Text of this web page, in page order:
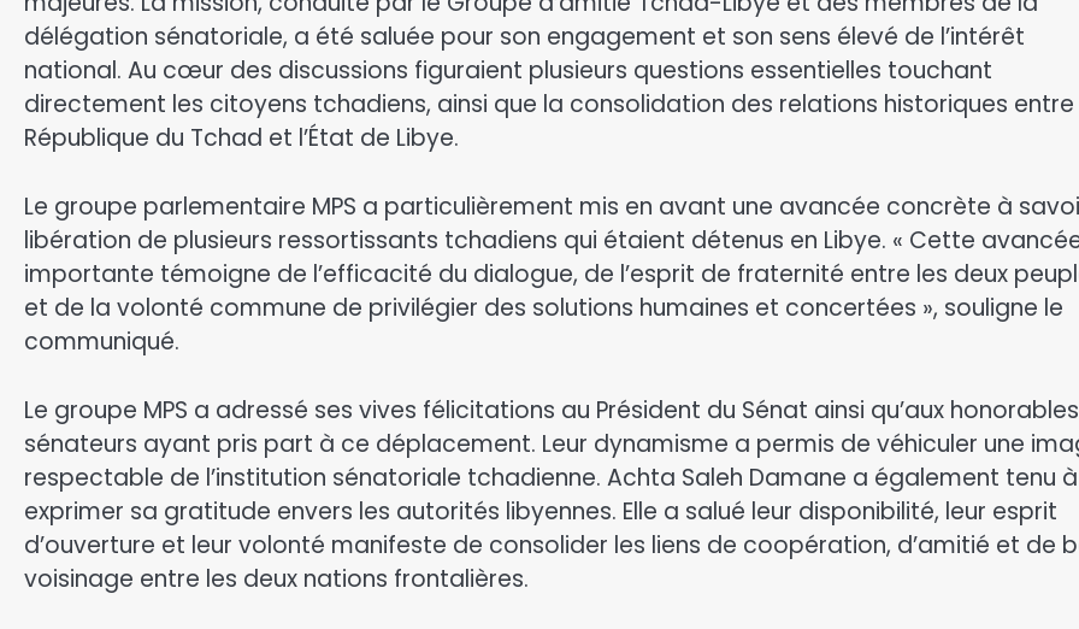
délégation sénatoriale, a été saluée pour son engagement et son sens élevé de l’intérêt
national. Au cœur des discussions figuraient plusieurs questions essentielles touchant
directement les citoyens tchadiens, ainsi que la consolidation des relations historiques entre
République du Tchad et l’État de Libye.​
Le groupe parlementaire MPS a particulièrement mis en avant une avancée concrète à
libération de plusieurs ressortissants tchadiens qui étaient détenus en Libye. « Cette
importante témoigne de l’efficacité du dialogue, de l’esprit de fraternité entre les deux
et de la volonté commune de privilégier des solutions humaines et concertées », souligne le
communiqué.
​​Le groupe MPS a adressé ses vives félicitations au Président du Sénat ainsi qu’aux honorables
sénateurs ayant pris part à ce déplacement. Leur dynamisme a permis de véhiculer une
respectable de l’institution sénatoriale tchadienne. Achta Saleh Damane a également tenu à
exprimer sa gratitude envers les autorités libyennes. Elle a salué leur disponibilité, leur esprit
d’ouverture et leur volonté manifeste de consolider les liens de coopération, d’amitié et de
voisinage entre les deux nations frontalières. ​